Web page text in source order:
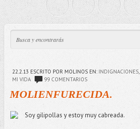
22.2.13 ESCRITO POR MOLINOS EN: INDIGNACIONES,
MI VIDA
99 COMENTARIOS
MOLIENFURECIDA.
Soy gilipollas y estoy muy cabreada.